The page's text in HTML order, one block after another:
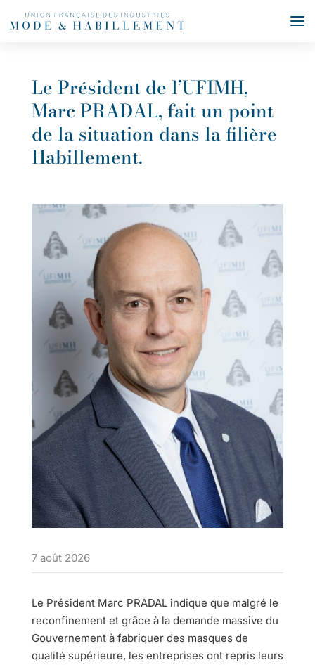
Le Président de l’UFIMH,
Marc PRADAL, fait un point
de la situation dans la filière
Habillement.
7 août 2026
Le Président Marc PRADAL indique que malgré le
reconfinement et grâce à la demande massive du
Gouvernement à fabriquer des masques de
qualité supérieure, les entreprises ont repris leurs